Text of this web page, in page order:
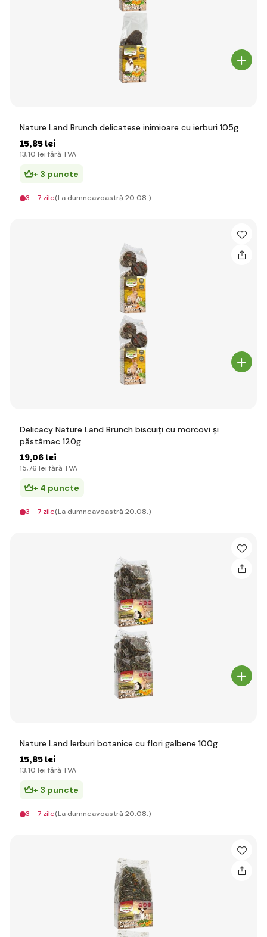
Nature Land Brunch delicatese inimioare cu ierburi 105g
15,85 lei
13,10 lei fără TVA
+ 3 puncte
3 - 7 zile(La dumneavoastră 20.08.)
Delicacy Nature Land Brunch biscuiți cu morcovi și
păstârnac 120g
19,06 lei
15,76 lei fără TVA
+ 4 puncte
3 - 7 zile(La dumneavoastră 20.08.)
Nature Land Ierburi botanice cu flori galbene 100g
15,85 lei
13,10 lei fără TVA
+ 3 puncte
3 - 7 zile(La dumneavoastră 20.08.)